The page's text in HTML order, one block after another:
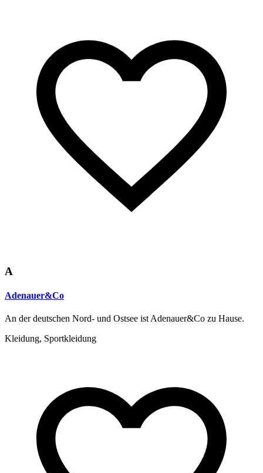
A
Adenauer&Co
An der deutschen Nord- und Ostsee ist Adenauer&Co zu Hause.
Kleidung, Sportkleidung